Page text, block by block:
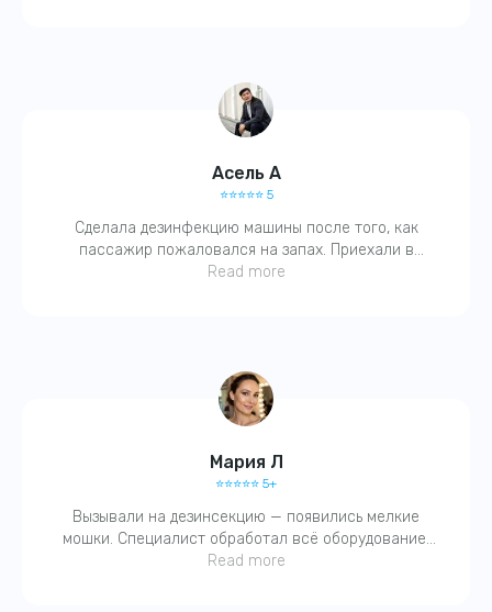
Асель А
⭐️⭐️⭐️⭐️⭐️ 5
Сделала дезинфекцию машины после того, как
пассажир пожаловался на запах. Приехали в
течение часа, выдали справку, всё чётко. Запах
Read more
Мария Л
⭐️⭐️⭐️⭐️⭐️ 5+
Вызывали на дезинсекцию — появились мелкие
мошки. Специалист обработал всё оборудование,
вентиляцию. На следующий день — чисто. Спасибо,
Read more
Ежедневно 24/7